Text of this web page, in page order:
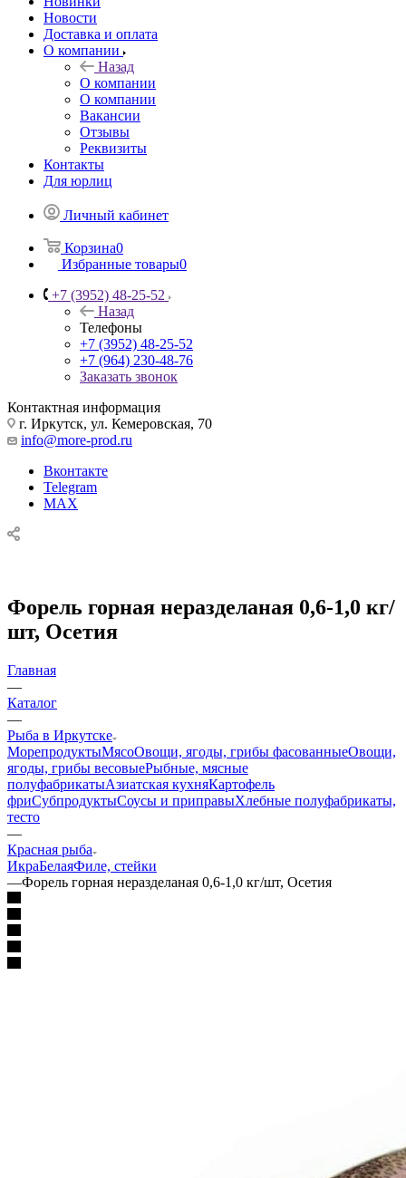
Новости
Доставка и оплата
О компании
Назад
О компании
О компании
Вакансии
Отзывы
Реквизиты
Контакты
Для юрлиц
Личный кабинет
Корзина0
Избранные товары0
+7 (3952) 48-25-52
Назад
Телефоны
+7 (3952) 48-25-52
+7 (964) 230-48-76
Заказать звонок
Контактная информация
г. Иркутск, ул. Кемеровская, 70
info@more-prod.ru
Вконтакте
Telegram
MAX
Форель горная неразделаная 0,6-1,0 кг/
шт, Осетия
Главная
—
Каталог
—
Рыба в Иркутске
МорепродуктыМясоОвощи, ягоды, грибы фасованныеОвощи,
ягоды, грибы весовыеРыбные, мясные
полуфабрикатыАзиатская кухняКартофель
фриСубпродуктыСоусы и приправыХлебные полуфабрикаты,
тесто
—
Красная рыба
ИкраБелаяФиле, стейки
—Форель горная неразделаная 0,6-1,0 кг/шт, Осетия